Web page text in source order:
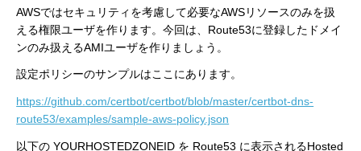
AWSではセキュリティを考慮して必要なAWSリソースのみを扱
える権限ユーザを作ります。今回は、Route53に登録したドメイ
ンのみ扱えるAMIユーザを作りましょう。
設定ポリシーのサンプルはここにあります。
https://github.com/certbot/certbot/blob/master/certbot-dns-
route53/examples/sample-aws-policy.json
以下の YOURHOSTEDZONEID を Route53 に表示されるHosted